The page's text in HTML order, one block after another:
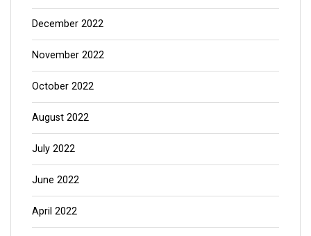
December 2022
November 2022
October 2022
August 2022
July 2022
June 2022
April 2022